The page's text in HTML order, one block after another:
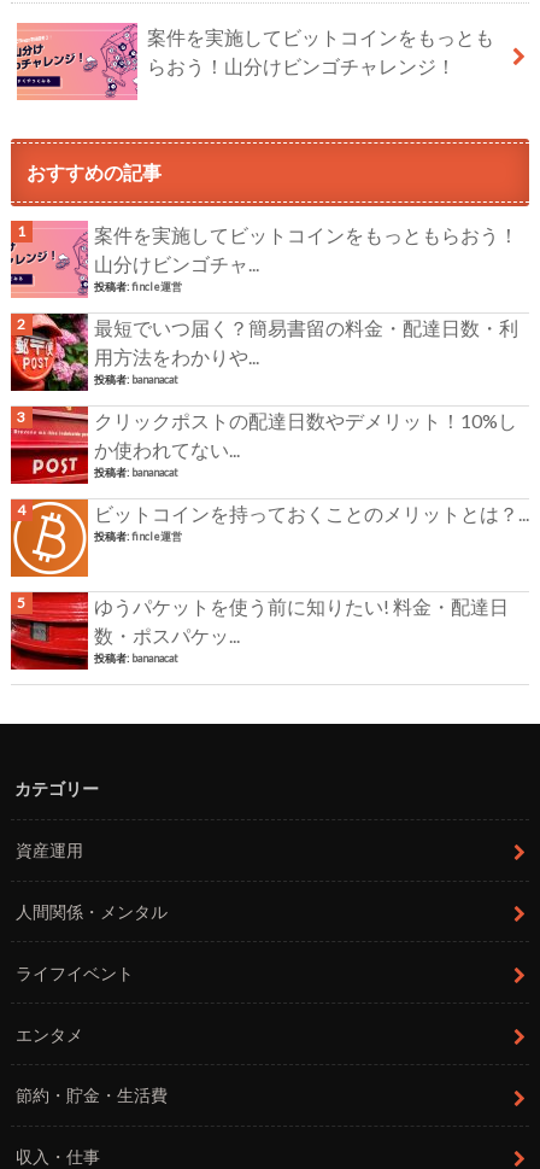
案件を実施してビットコインをもっとも
らおう！山分けビンゴチャレンジ！
おすすめの記事
案件を実施してビットコインをもっともらおう！
山分けビンゴチャ...
投稿者:fincle運営
最短でいつ届く？簡易書留の料金・配達日数・利
用方法をわかりや...
投稿者: bananacat
クリックポストの配達日数やデメリット！10%し
か使われてない...
投稿者: bananacat
ビットコインを持っておくことのメリットとは？...
投稿者:fincle運営
ゆうパケットを使う前に知りたい! 料金・配達日
数・ポスパケッ...
投稿者: bananacat
カテゴリー
資産運用
人間関係・メンタル
ライフイベント
エンタメ
節約・貯金・生活費
収入・仕事